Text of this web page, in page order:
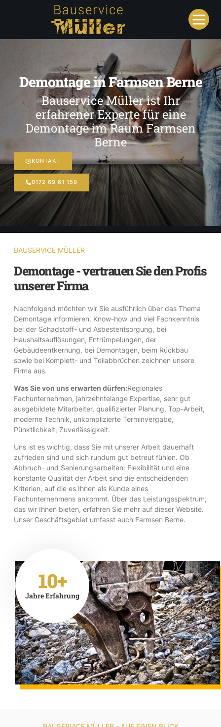
Demontage in Farmsen Berne
Bauservice Müller ist Ihr
erfahrener Experte für eine
Demontage im Raum Farmsen
Berne
KONTAKT
0172 69 61 159
BAUSERVICE MÜLLER
Demontage - vertrauen Sie den Profis
unserer Firma
Nachfolgend möchten wir Sie ausführlich über das Thema
Demontage informieren. Know-how und viel Fachkenntnis
bei der Schadstoff- und Asbestentsorgung, bei
Haushaltsauflösungen, Entrümpelungen, der
Gebäudeentkernung, bei Demontagen, beim Rückbau
sowie bei Komplett- und Teilabbrüchen zeichnen unsere
Firma aus.
Was Sie von uns erwarten dürfen:Regionales
Fachunternehmen, jahrzehntelange Expertise, sehr gut
ausgebildete Mitarbeiter, qualifizierter Planung, Top-Arbeit,
moderne Technik, unkomplizierte Terminvergabe,
Pünktlichkeit, Zuverlässigkeit.
Uns ist es wichtig, dass Sie mit unserer Arbeit dauerhaft
zufrieden sind und sich rundum gut betreut fühlen. Ob
Abbruch- und Sanierungsarbeiten: Flexibilität und eine
konstante Qualität der Arbeit sind die entscheidenden
Kriterien, auf die es Ihnen als Kunde eines
Fachunternehmens ankommt. Über das Leistungsspektrum,
das wir Ihnen bieten, erfahren Sie mehr auf dieser Website.
Unser Geschäftsgebiet umfasst auch Farmsen Berne.
10+
Jahre Erfahrung